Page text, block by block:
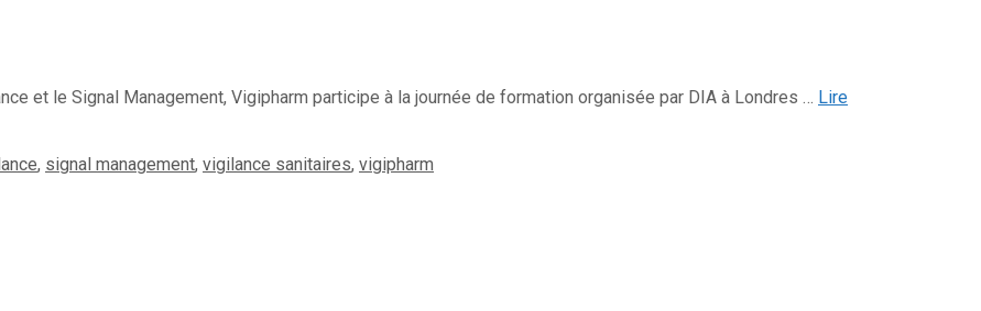
et le Signal Management, Vigipharm participe à la journée de formation organisée par DIA à Londres … Lire
, signal management, vigilance sanitaires, vigipharm